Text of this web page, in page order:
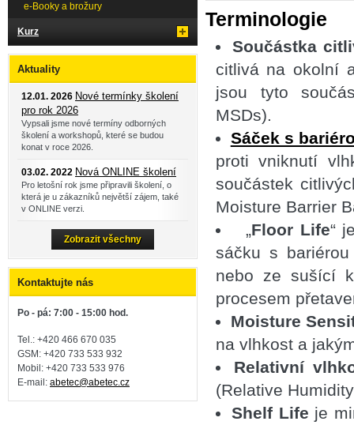
Terminologie
Součástka
citlivá na okolní
jsou tyto
MSDs).
Sáček s
proti vniknutí
součástek
Moisture Barrier
„Floor Life“
sáčku s
nebo ze sušící
procesem
Moisture
na vlhkost a
Relativní
(Relative
Shelf Life je
e-Booky a brožury
Kurz
Aktuality
12.01. 2026 Nové termínky školení
pro rok 2026
Vypsali jsme nové termíny odborných
školení a workshopů, které se budou
konat v roce 2026.
03.02. 2022 Nová ONLINE školení
Pro letošní rok jsme připravili školení, o
která je u zákazníků největší zájem, také
v ONLINE verzi.
Zobrazit všechny
Kontaktujte nás
Po - pá: 7:00 - 15:00 hod.
Tel.: +420 466 670 035
GSM: +420 733 533 932
Mobil: +420 733 533 976
E-mail: abetec@abetec.cz